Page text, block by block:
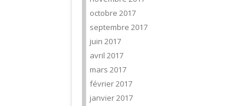
octobre 2017
septembre 2017
juin 2017
avril 2017
mars 2017
février 2017
janvier 2017